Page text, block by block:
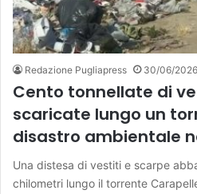
Redazione Pugliapress 30/06/2026
Cento tonnellate di
scaricate lungo un
disastro ambientale
Una distesa di vestiti e scarpe
chilometri lungo il torrente